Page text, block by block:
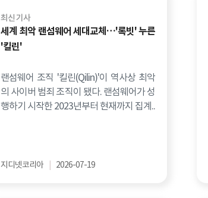
최신 기사
세계 최악 랜섬웨어 세대교체…'록빗' 누른
'킬린'
랜섬웨어 조직 '킬린(Qilin)'이 역사상 최악
의 사이버 범죄 조직이 됐다. 랜섬웨어가 성
행하기 시작한 2023년부터 현재까지 집계..
지디넷코리아 2026-07-19